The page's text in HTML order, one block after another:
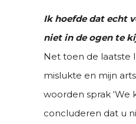
Ik hoefde dat echt
niet in de ogen te
Net toen de laatste
mislukte en mijn
woorden sprak ‘We
concluderen dat u